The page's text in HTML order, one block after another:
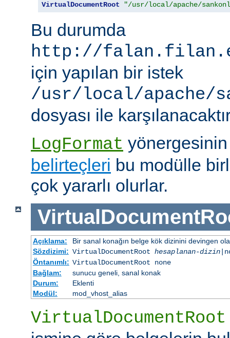
VirtualDocumentRoot "/usr/local/apache/
Bu durumda
http://
için yapılan bir istek
/usr/local/apache/
dosyası ile
LogFormat
belirteçleri bu modülle
çok yararlı olurlar.
Açıklama:
Bir sanal konağın belge kök dizinini devingen
Sözdizimi: VirtualDocumentRoot hesaplanan-dizin
Öntanımlı: VirtualDocumentRoot none
Bağlam:
sunucu geneli, sanal konak
Durum:
Eklenti
Modül:
mod_vhost_alias
VirtualDocumentRoot